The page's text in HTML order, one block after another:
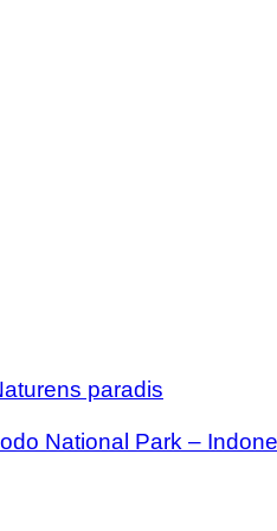
paradis
National Park –